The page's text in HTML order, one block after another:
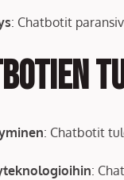
: Chatbotit
: Chatbotit
: